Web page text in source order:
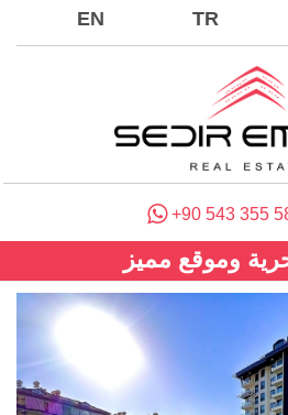
EN TR
+90 543 355
وموقع مميز